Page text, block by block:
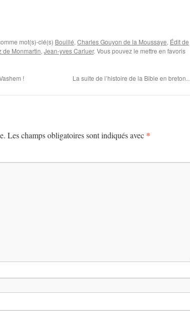
mot(s)-clé(s) Bouillé, Charles Gouyon de la Moussaye, Édit de
de Monmartin, Jean-yves Carluer. Vous pouvez le mettre en favoris
! La suite de l’histoire de la Bible en breton…
Les champs obligatoires sont indiqués avec *